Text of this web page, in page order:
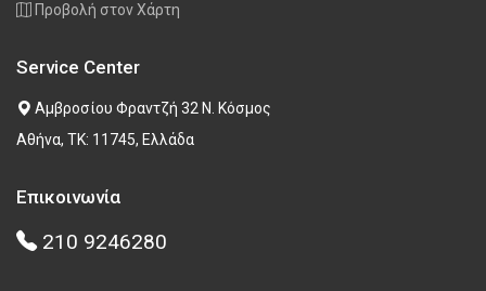
Προβολή στον Χάρτη
Service Center
Αμβροσίου Φραντζή 32 Ν. Κόσμος
Αθήνα, ΤΚ: 11745, Ελλάδα
Επικοινωνία
210 9246280